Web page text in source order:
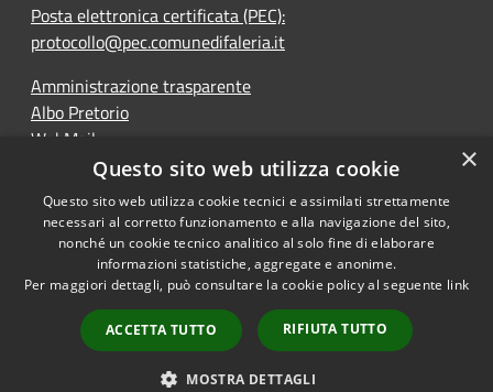
Posta elettronica certificata (PEC):
protocollo@pec.comunedifaleria.it
Amministrazione trasparente
Albo Pretorio
WebMail
Dichiarazione di accessibilità
Accessibilità
Copyright © 2026 • Comune di
Faleria • Powered by
Municipium•
Accesso
redazione
×
Questo sito web utilizza cookie
Questo sito web utilizza cookie tecnici e assimilati strettamente
necessari al corretto funzionamento e alla navigazione del sito,
nonché un cookie tecnico analitico al solo fine di elaborare
informazioni statistiche, aggregate e anonime.
Per maggiori dettagli, può consultare la cookie policy al seguente link
ACCETTA TUTTO RIFIUTA TUTTO
MOSTRA DETTAGLI